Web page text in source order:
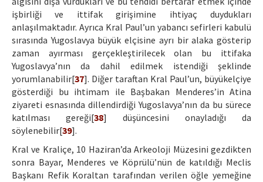
işbirliği ve ittifak girişimine ihtiyaç duydukları
anlaşılmaktadır. Ayrıca Kral Paul’un yabancı sefirleri kabulü
sırasında Yugoslavya büyük elçisine ayrı bir alaka gösterip
zaman ayırması gerçekleştirilecek olan bu ittifaka
Yugoslavya’nın da dahil edilmek istendiği şeklinde
yorumlanabilir[37]. Diğer taraftan Kral Paul’un, büyükelçiye
gösterdiği bu ihtimam ile Başbakan Menderes’in Atina
ziyareti esnasında dillendirdiği Yugoslavya’nın da bu sürece
katılması gereği[38] düşüncesini onayladığı da
söylenebilir[39].
Kral ve Kraliçe, 10 Haziran’da Arkeoloji Müzesini gezdikten
sonra Bayar, Menderes ve Köprülü’nün de katıldığı Meclis
Başkanı Refik Koraltan tarafından verilen öğle yemeğine